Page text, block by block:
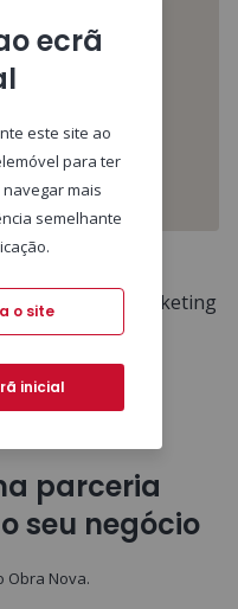
vendas
técnicas de marketing
rápida dos seus
parceria
seu negócio
Obra Nova.
ecrã
este site ao
para ter
mais
semelhante
o site
inicial